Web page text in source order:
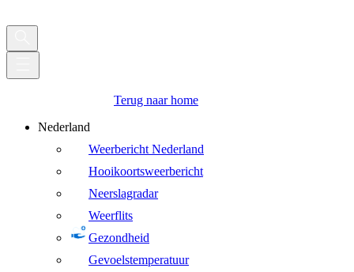
Terug naar home
Nederland
Weerbericht Nederland
Hooikoortsweerbericht
Neerslagradar
Weerflits
Gezondheid
Gevoelstemperatuur